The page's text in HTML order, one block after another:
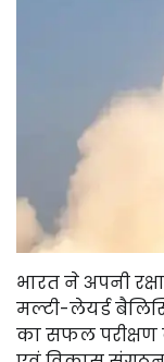
भारत ने अपनी
मल्टी-लेयर्ड
का सफल परीक्षण